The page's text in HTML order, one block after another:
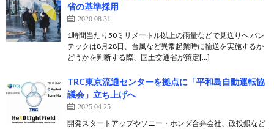
省の基準採用
2020.08.31
1時間当たり50ミリメートル以上の雨量などで見送りへ バン
テックは8月28日、台風など異常起業時に輸送を実施するか
どうかを判断する際、国土交通省が策定[…]
TRC東京流通センターを拠点に「平和島自動運転協
議会」立ち上げへ
2025.04.25
開発スタートアップやソニー・ホンダ合弁会社、政投銀など